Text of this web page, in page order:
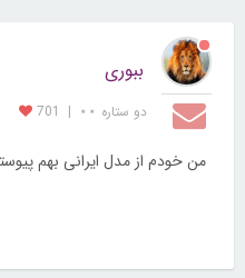
ببوری
دو ستاره ⋆⋆ |
701
من خودم از مدل ایرانی بهم